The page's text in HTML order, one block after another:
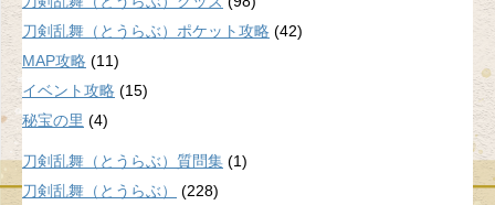
刀剣乱舞（とうらぶ）ポケット攻略 (42)
MAP攻略 (11)
イベント攻略 (15)
秘宝の里 (4)
刀剣乱舞（とうらぶ）質問集 (1)
刀剣乱舞（とうらぶ）
(228)